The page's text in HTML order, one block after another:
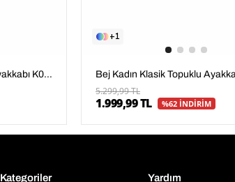
Siyah Kadın Klasik Topuklu Ayakkabı K01231304309
1
5.299,99 TL
1.999,99 TL %62 İNDİRİM
Kategoriler Yardım